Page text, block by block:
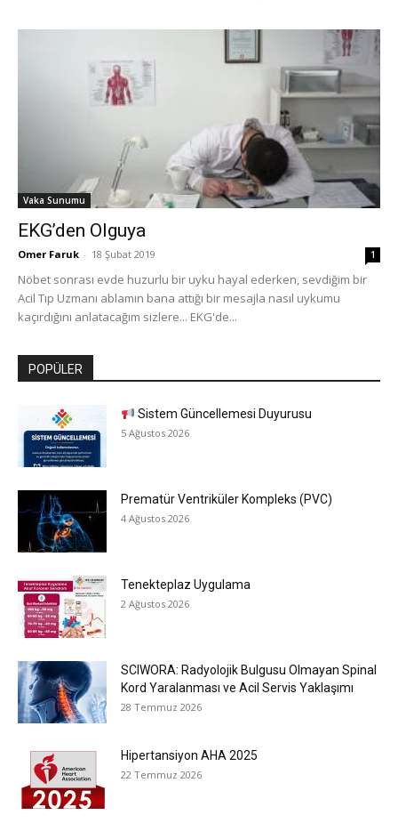
Vaka Sunumu
EKG’den Olguya
Omer Faruk - 18 Şubat 2019 1
Nöbet sonrası evde huzurlu bir uyku hayal ederken, sevdiğim bir
Acil Tıp Uzmanı ablamın bana attığı bir mesajla nasıl uykumu
kaçırdığını anlatacağım sizlere... EKG'de...
POPÜLER
Sistem Güncellemesi Duyurusu
5 Ağustos 2026
Prematür Ventriküler Kompleks (PVC)
4 Ağustos 2026
Tenekteplaz Uygulama
2 Ağustos 2026
SCIWORA: Radyolojik Bulgusu Olmayan Spinal
Kord Yaralanması ve Acil Servis Yaklaşımı
28 Temmuz 2026
Hipertansiyon AHA 2025
22 Temmuz 2026